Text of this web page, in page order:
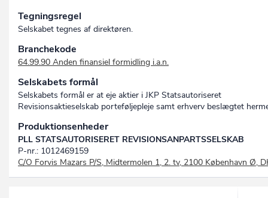
Tegningsregel
Selskabet tegnes af direktøren.
Branchekode
64.99.90 Anden finansiel formidling i.a.n.
Selskabets formål
Selskabets formål er at eje aktier i JKP Statsautoriseret
Revisionsaktieselskab porteføljepleje samt erhverv beslægtet
Produktionsenheder
PLL STATSAUTORISERET REVISIONSANPARTSSELSKAB
P-nr.: 1012469159
C/O Forvis Mazars P/S, Midtermolen 1, 2. tv, 2100 København Ø,